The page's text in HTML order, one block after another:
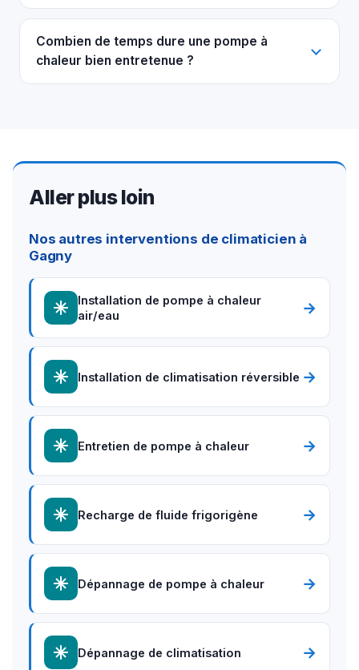
Combien de temps dure une pompe à
chaleur bien entretenue ?
Aller plus loin
Nos autres interventions de climaticien à
Gagny
Installation de pompe à chaleur
air/eau
→
Installation de climatisation réversible →
Entretien de pompe à chaleur →
Recharge de fluide frigorigène →
Dépannage de pompe à chaleur →
Dépannage de climatisation →